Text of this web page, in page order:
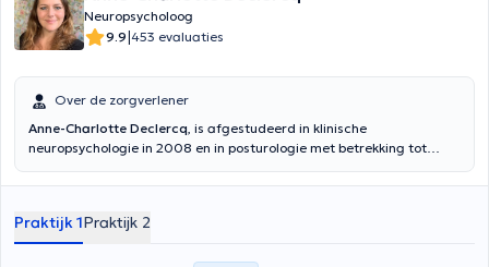
Neuropsycholoog
9.9|453 evaluaties
Over de zorgverlener
Anne-Charlotte Declercq, is afgestudeerd in klinische
neuropsychologie in 2008 en in posturologie met betrekking tot
neuropsychologe kan zij u helpen bij leerstoornissen en chronische
Praktijk 1Praktijk 2